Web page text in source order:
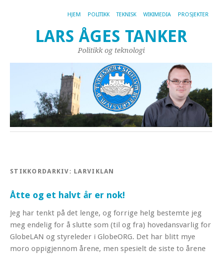
HJEM POLITIKK TEKNISK WIKIMEDIA PROSJEKTER
LARS ÅGES TANKER
Politikk og teknologi
STIKKORDARKIV: LARVIKLAN
Åtte og et halvt år er nok!
Jeg har tenkt på det lenge, og forrige helg bestemte jeg
meg endelig for å slutte som (til og fra) hovedansvarlig for
GlobeLAN og styreleder i GlobeORG. Det har blitt mye
moro oppigjennom årene, men spesielt de siste to årene